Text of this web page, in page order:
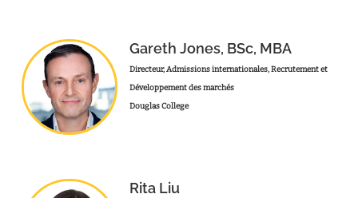
Gareth Jones, BSc, MBA
Directeur, Admissions internationales, Recrutement et
Développement des marchés
Douglas College
Rita Liu